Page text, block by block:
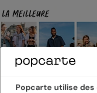
Popcarte utilise des